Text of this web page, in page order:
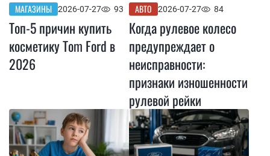
МАГАЗИНЫ 2026-07-27 93
Топ-5 причин купить
косметику Tom Ford в
2026
АВТО 2026-07-27 84
Когда рулевое колесо
предупреждает о
неисправности:
признаки изношенности
рулевой рейки